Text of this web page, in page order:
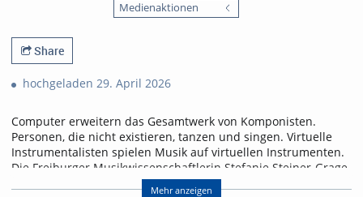
Medienaktionen
Share
hochgeladen 29. April 2026
Computer erweitern das Gesamtwerk von Komponisten.
Personen, die nicht existieren, tanzen und singen. Virtuelle
Instrumentalisten spielen Musik auf virtuellen Instrumenten.
Die Freiburger Musikwissenschaftlerin Stefanie Steiner-Grage
beurteilt den Vormarsch künstlicher Klänge eher skeptisch.
Mehr anzeigen